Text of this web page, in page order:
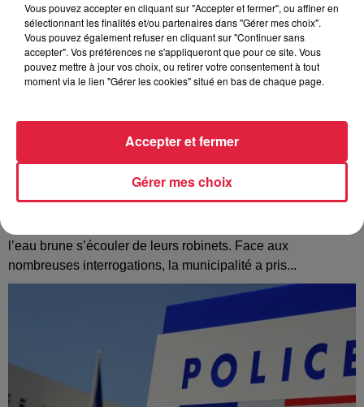
À Hoerdt, de l’eau brune sort des robinets
l’eau brune s’écouler de leurs robinets. Face aux
nombreuses interrogations, la municipalité a pris...
Vous pouvez accepter en cliquant sur "Accepter et fermer", ou affiner en
sélectionnant les finalités et/ou partenaires dans "Gérer mes choix".
Vous pouvez également refuser en cliquant sur "Continuer sans
accepter". Vos préférences ne s'appliqueront que pour ce site. Vous
pouvez mettre à jour vos choix, ou retirer votre consentement à tout
moment via le lien "Gérer les cookies" situé en bas de chaque page.
Gérer mes choix
Accepter et fermer